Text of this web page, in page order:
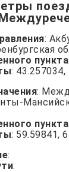
:
пункта:
: 43.257034,
:
пункта
: 59.59841,
:
: